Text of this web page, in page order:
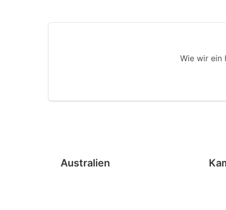
Wie wir ein
Australien